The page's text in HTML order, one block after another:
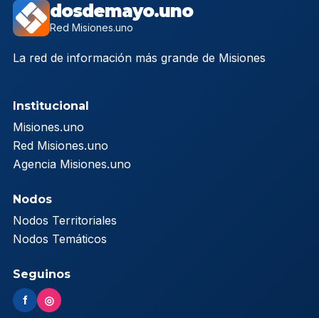
dosdemayo.uno
Red Misiones.uno
La red de información más grande de Misiones
Institucional
Misiones.uno
Red Misiones.uno
Agencia Misiones.uno
Nodos
Nodos Territoriales
Nodos Temáticos
Seguinos
f ◎